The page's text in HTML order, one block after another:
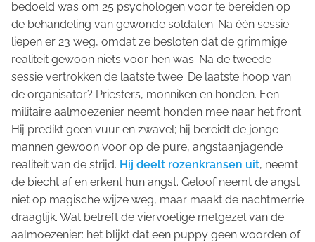
bedoeld was om 25 psychologen voor te bereiden op
de behandeling van gewonde soldaten. Na één sessie
liepen er 23 weg, omdat ze besloten dat de grimmige
realiteit gewoon niets voor hen was. Na de tweede
sessie vertrokken de laatste twee. De laatste hoop van
de organisator? Priesters, monniken en honden. Een
militaire aalmoezenier neemt honden mee naar het front.
Hij predikt geen vuur en zwavel; hij bereidt de jonge
mannen gewoon voor op de pure, angstaanjagende
realiteit van de strijd. Hij deelt rozenkransen uit, neemt
de biecht af en erkent hun angst. Geloof neemt de angst
niet op magische wijze weg, maar maakt de nachtmerrie
draaglijk. Wat betreft de viervoetige metgezel van de
aalmoezenier: het blijkt dat een puppy geen woorden of